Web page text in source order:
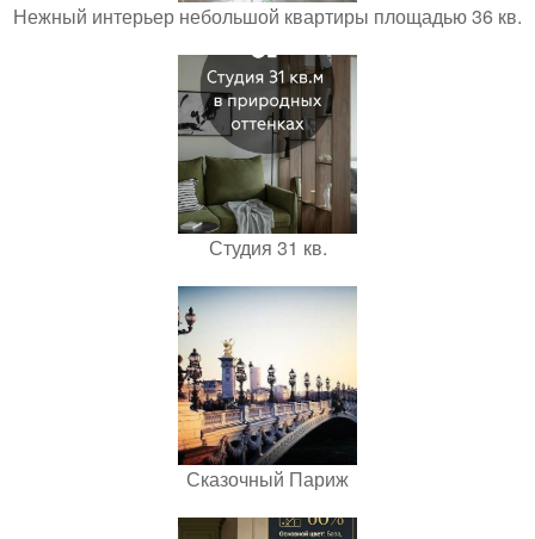
Нежный интерьер небольшой квартиры площадью 36 кв.
Студия 31 кв.
Сказочный Париж